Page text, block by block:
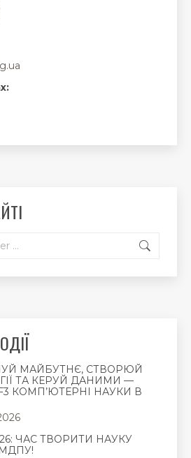
МАЙБУТНЄ, СТВОРЮЙ
ТА КЕРУЙ ДАНИМИ —
КОМП’ЮТЕРНІ НАУКИ В
ЧАС ТВОРИТИ НАУКУ